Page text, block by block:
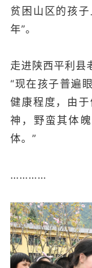
贫困山区的孩
年”。
走进陕西平利县
“现在孩子普遍
健康程度，由
神，野蛮其体
体。”
…………